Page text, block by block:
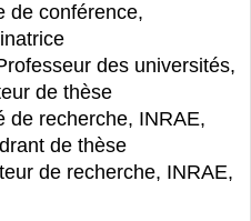
de conférence,
des universités,
de thèse
de recherche, INRAE,
de thèse
de recherche, INRAE,